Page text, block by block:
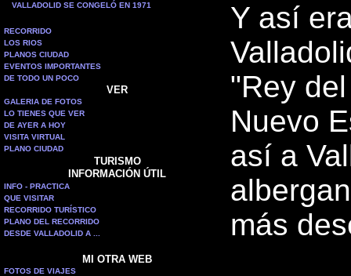
VALLADOLID SE CONGELÓ EN 1971
RECORRIDO
LOS RIOS
PLANOS CIUDAD
EVENTOS IMPORTANTES
DE TODO UN POCO
VER
GALERIA DE FOTOS
LO TIENES QUE VER
DE AYER A HOY
VISITA VIRTUAL
PLANO CIUDAD
TURISMO
INFORMACIÓN ÚTIL
INFO - PRACTICA
QUE VISITAR
RECORRIDO TURÍSTICO
PLANO DEL RECORRIDO
DESDE VALLADOLID A ...
MI OTRA WEB
FOTOS DE VIAJES
Y así
"Rey
Nuevo
así a
más